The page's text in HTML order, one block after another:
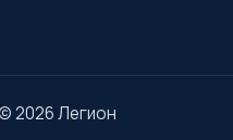
2026 Легион